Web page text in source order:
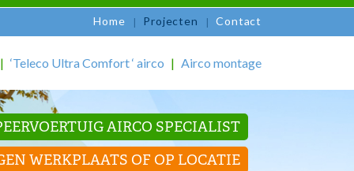
Home Projecten Contact
‘Teleco Ultra Comfort ‘ airco Airco montage
AIRCO SPECIALIST
WERKPLAATS OF OP LOCATIE